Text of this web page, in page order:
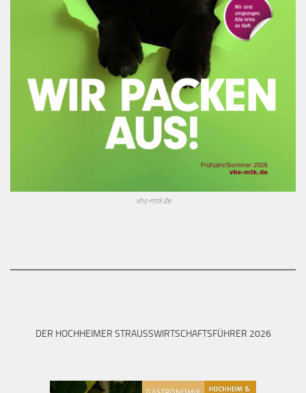
vhs-mtk.de
DER HOCHHEIMER STRAUSSWIRTSCHAFTSFÜHRER 2026